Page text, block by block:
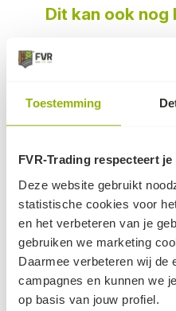
Toestemming
FVR-Trading respecteert
Deze website gebruikt
statistische cookies voor
en het verbeteren van je
gebruiken we marketing
Daarmee verbeteren wij de
campagnes en kunnen we
op basis van jouw profiel.
Dit kan ook nog
LDPE-folie 0,5mm -
MAATWERK
maatwerk LDPE-folie |
voor bijv. vijver of
paardenbak
2,25
(excl. BTW, per m²)